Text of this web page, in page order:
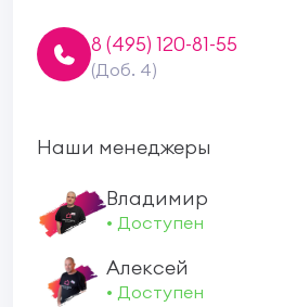
8 (495) 120-81-55
(Доб. 4)
Наши менеджеры
Владимир
• Доступен
Алексей
• Доступен